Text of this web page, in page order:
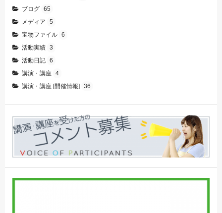
ブログ 65
メディア
5
宝物ファイル 6
活動実績 3
活動日記 6
講演・講座 4
講演・講座 [開催情報] 36